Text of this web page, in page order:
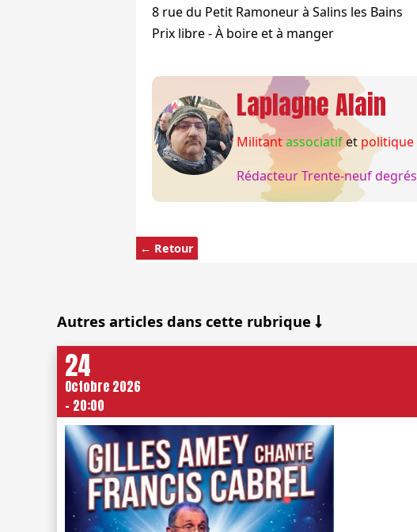
← Retour
8 rue du Petit Ramoneur à Salins les Bains
Prix libre - À boire et à manger
Laplagne Alain
Militantassociatifetpolitique
Rédacteur Trente-neuf degrés
Autres articles dans cette rubrique
24
Octobre 2026
- 20:00